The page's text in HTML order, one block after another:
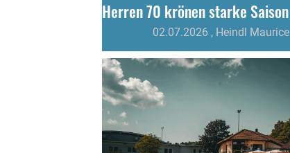
02.07.2026 , Heindl Maurice